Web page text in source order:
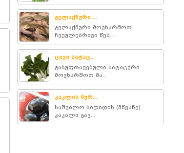
გელაქნური ...
გელაქნური მოვხარშოთ
ჩვეულებრივი წეს...
ცივი სატაც...
გასუფთავებული სატაცური
მოვხარშოთ მა...
კაკლის მურ...
საშუალო სიდიდის (მწვანე)
კაკალი გავ...